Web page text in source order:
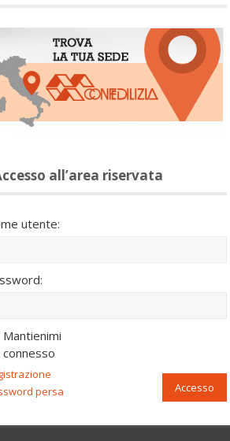
all’area riservata
utente:
Mantienimi
connesso
Accesso
persa